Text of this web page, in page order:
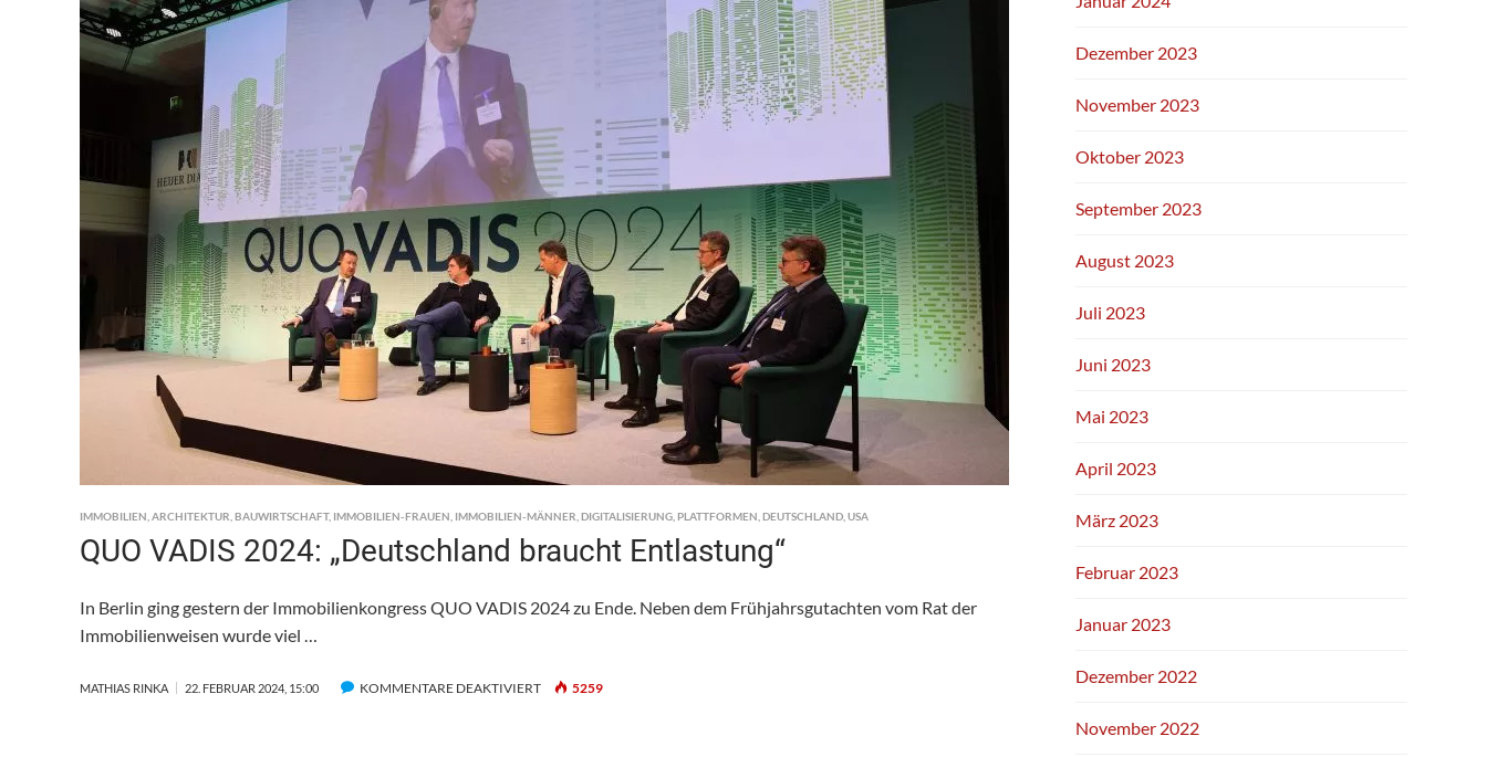
HERAUSFORDERUNGEN
IMMOBILIEN ARCHITEKTUR BAUWIRTSCHAFT, IMMOBILIEN-FRAUEN IMMOBILIEN-MÄNNER DIGITALISIERUNG PLATTFORMEN DEUTSCHLAND USA
QUO VADIS 2024: „Deutschland braucht Entlastung“
In Berlin ging gestern der Immobilienkongress QUO VADIS 2024 zu Ende. Neben dem Frühjahrsgutachten vom Rat der
Immobilienweisen wurde viel …
MATHIAS RINKA 22. FEBRUAR 2024, 15:00 KOMMENTARE DEAKTIVIERTFÜR 5259
Dezember 2023
November 2023
Oktober 2023
September 2023
August 2023
Juli 2023
Juni 2023
Mai 2023
April 2023
März 2023
Februar 2023
Januar 2023
Dezember 2022
November 2022